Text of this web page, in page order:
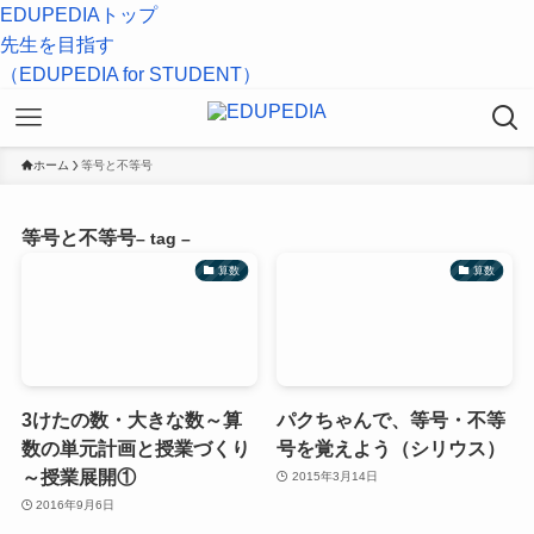
EDUPEDIAトップ
先生を目指す
（EDUPEDIA for STUDENT）
ホーム 等号と不等号
等号と不等号– tag –
算数
3けたの数・大きな数～算
数の単元計画と授業づくり
～授業展開①
2016年9月6日
算数
パクちゃんで、等号・不等
号を覚えよう（シリウス）
2015年3月14日